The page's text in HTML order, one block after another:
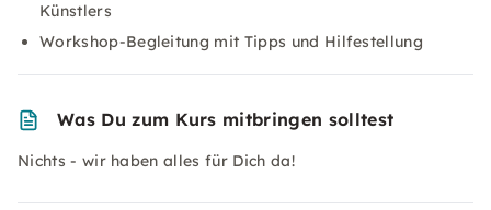
Künstlers
Workshop-Begleitung mit Tipps und Hilfestellung
Was Du zum Kurs mitbringen solltest
Nichts - wir haben alles für Dich da!